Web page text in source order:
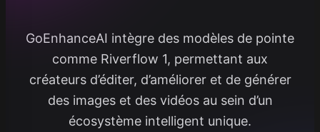
GoEnhanceAI intègre des modèles de pointe
comme Riverflow 1, permettant aux
créateurs d’éditer, d’améliorer et de générer
des images et des vidéos au sein d’un
écosystème intelligent unique.